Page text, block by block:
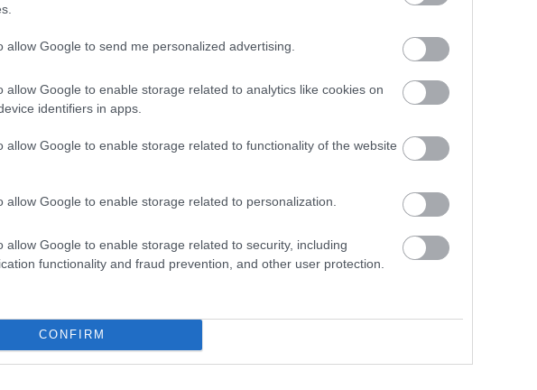
allow Google to send me personalized advertising.
allow Google to enable storage related to analytics like cookies on
identifiers in apps.
allow Google to enable storage related to functionality of the website
allow Google to enable storage related to personalization.
allow Google to enable storage related to security, including
functionality and fraud prevention, and other user protection.
CONFIRM